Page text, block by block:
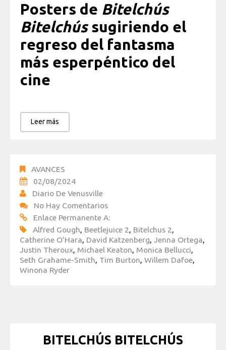
Posters de Bitelchús
Bitelchússugiriendo el
regreso del fantasma
más esperpéntico del
cine
Leer más
AVANCES
02/08/2024
Diario De Venusville
No Hay Comentarios
Enlace Permanente A:
Alfred Gough Beetlejuice 2 Bitelchus 2
Catherine O’Hara David Katzenberg Jenna Ortega
Justin Theroux Michael Keaton Monica Bellucci
Seth Grahame-Smith Tim Burton Willem Dafoe
Winona Ryder
BITELCHÚS BITELCHÚS